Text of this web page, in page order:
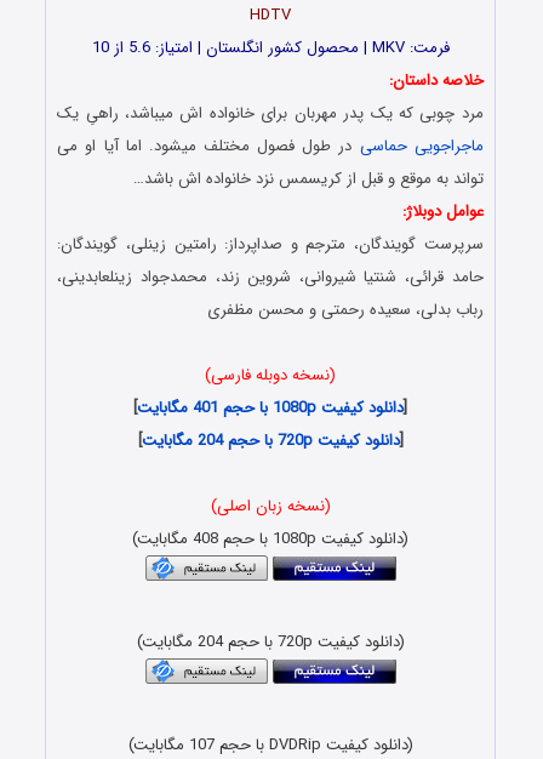
HDTV
فرمت: MKV | محصول کشور انگلستان | امتیاز: 5.6 از 10
خلاصه داستان:
مرد چوبی که یک پدر مهربان برای خانواده اش میباشد، راهیِ یک
ماجراجویی حماسی در طول فصول مختلف میشود. اما آیا او می
تواند به موقع و قبل از کریسمس نزد خانواده اش باشد…
عوامل دوبلاژ:
سرپرست گویندگان، مترجم و صداپرداز: رامتین زینلی، گویندگان:
حامد قرائی، شنتیا شیروانی، شروین زند، محمدجواد زینلعابدینی،
رباب بدلی، سعیده رحمتی و محسن مظفری
(نسخه دوبله فارسی)
[دانلود کیفیت 1080p با حجم 401 مگابایت
]
[دانلود کیفیت 720p با حجم 204 مگابایت ]
(نسخه زبان اصلی)
(دانلود کیفیت 1080p با حجم 408 مگابایت)
(دانلود کیفیت 720p با حجم 204 مگابایت)
(دانلود کیفیت DVDRip با حجم 107 مگابایت)